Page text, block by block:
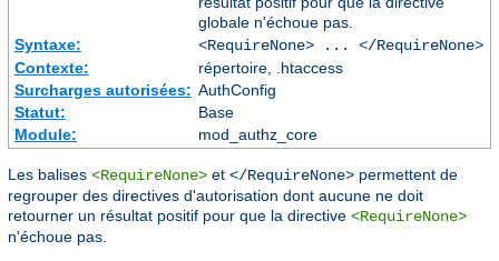
globale n'échoue pas.
Syntaxe:
<RequireNone> ... </RequireNone>
Contexte:
répertoire, .htaccess
Surcharges autorisées: AuthConfig
Statut:
Base
Module:
mod_authz_core
Les balises <RequireNone> et </RequireNone> permettent de
regrouper des directives d'autorisation dont aucune ne doit
retourner un résultat positif pour que la directive <RequireNone>
n'échoue pas.